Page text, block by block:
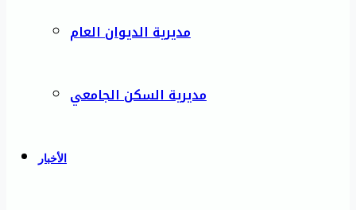
مديرية الديوان العام
مديرية السكن الجامعي
الأخبار